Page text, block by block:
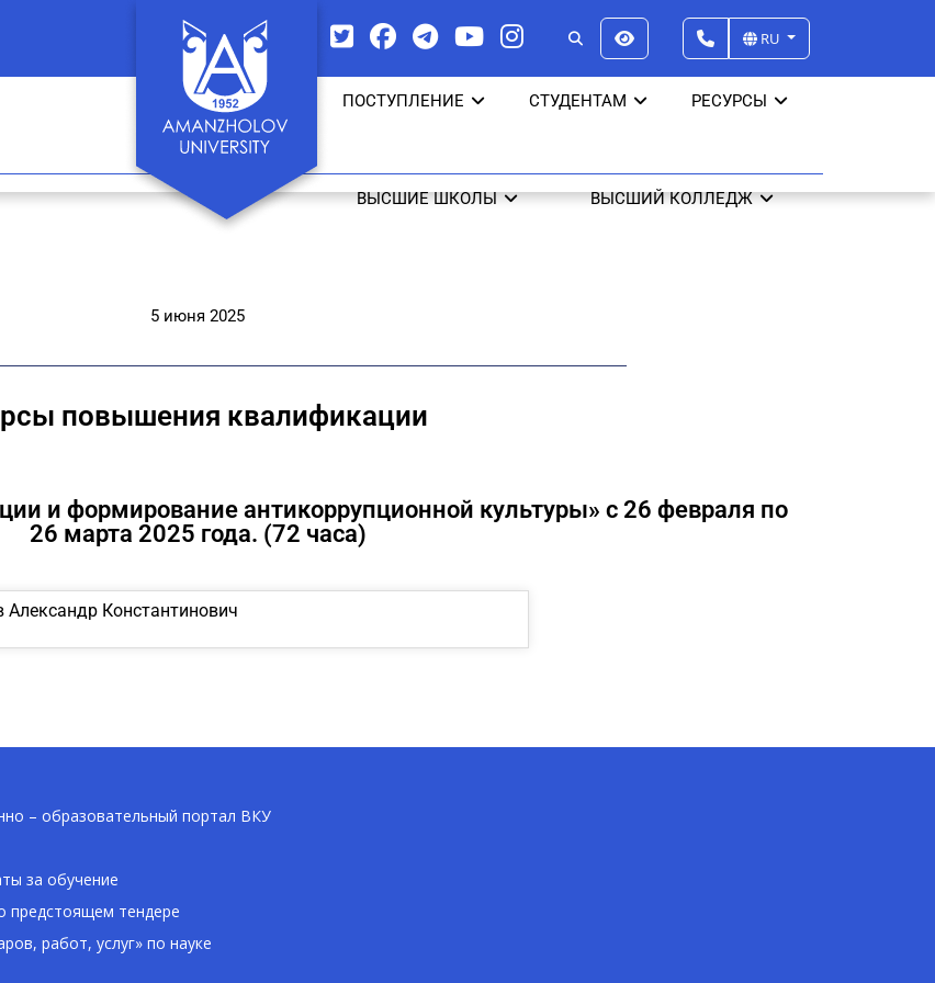
RU
ПОСТУПЛЕНИЕ СТУДЕНТАМ РЕСУРСЫ
ВЫСШИЕ ШКОЛЫ ВЫСШИЙ КОЛЛЕДЖ
5 июня 2025
повышения квалификации
и формирование антикоррупционной культуры» с 26 февраля по
26 марта 2025 года. (72 часа)
Александр Константинович
– образовательный портал ВКУ
за обучение
предстоящем тендере
работ, услуг» по науке